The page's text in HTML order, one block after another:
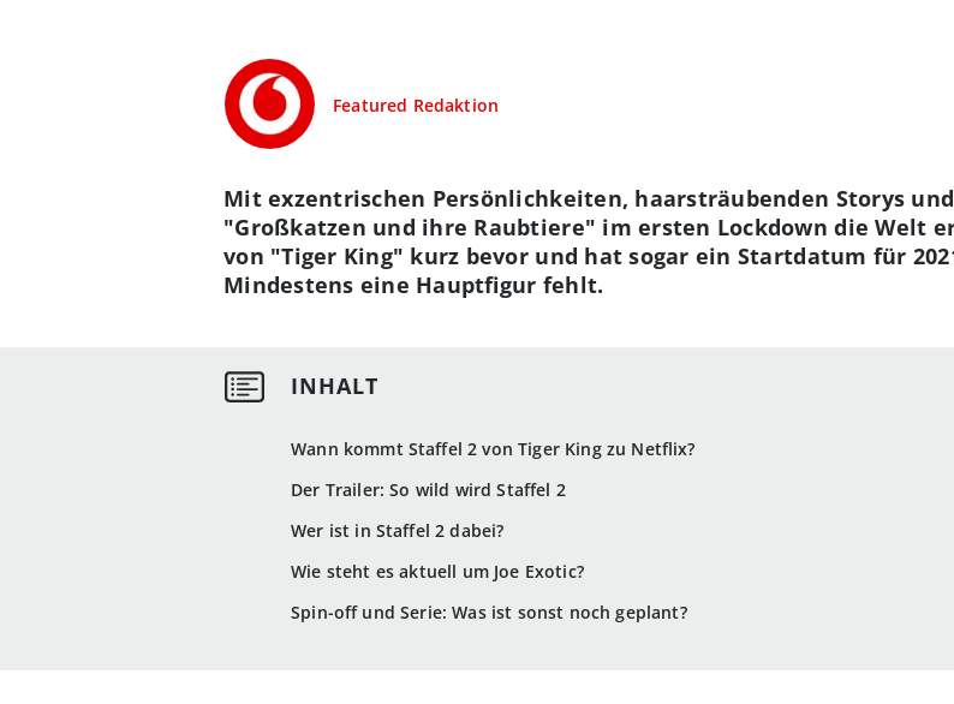
Featured Redaktion
Wann kommt Staffel 2 von Tiger King zu Netflix?
Der Trailer: So wild wird Staffel 2
Wer ist in Staffel 2 dabei?
Wie steht es aktuell um Joe Exotic?
Spin-off und Serie: Was ist sonst noch geplant?
Mit exzentrischen Persönlichkeiten, haarsträubenden Storys
"Großkatzen und ihre Raubtiere" im ersten Lockdown die Welt
von "Tiger King" kurz bevor und hat sogar ein Startdatum für
Mindestens eine Hauptfigur fehlt.